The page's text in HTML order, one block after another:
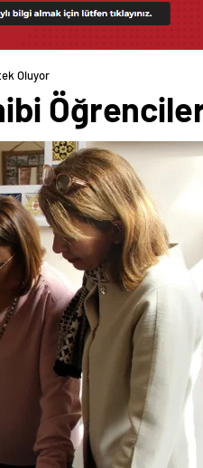
Oluyor